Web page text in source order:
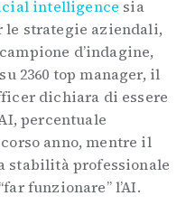
intelligence sia
strategie aziendali,
d’indagine,
2360 top manager, il
dichiara di essere
percentuale
anno, mentre il
stabilità professionale
funzionare” l’AI.